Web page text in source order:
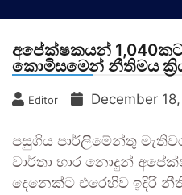
අපේක්ෂකයන්
කොමිසමෙන් නීතිමය
Editor December
පසුගිය පාර්ලිමේන්තු
වාර්තා භාර නොදුන්
දෙනෙක්ට එරෙහිව ඉදිරි